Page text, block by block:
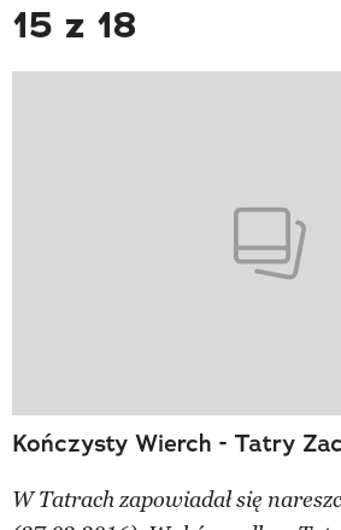
15 z 18
Kończysty Wierch - Tatry
W Tatrach zapowiadał się